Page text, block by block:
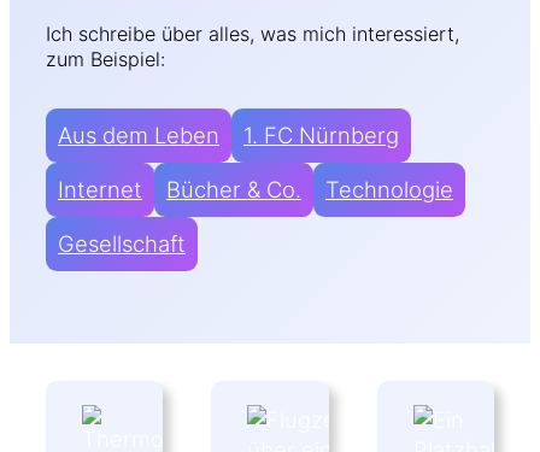
Ich schreibe über alles, was mich interessiert,
zum Beispiel:
Aus dem Leben 1. FC Nürnberg
Internet Bücher & Co. Technologie
Gesellschaft